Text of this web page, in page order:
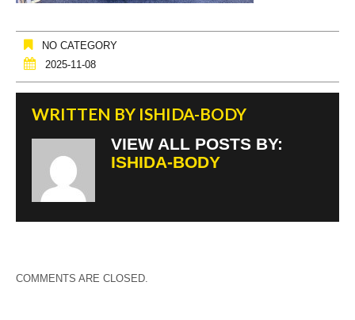
NO CATEGORY
2025-11-08
WRITTEN BY ISHIDA-BODY
VIEW ALL POSTS BY:
ISHIDA-BODY
COMMENTS ARE CLOSED.